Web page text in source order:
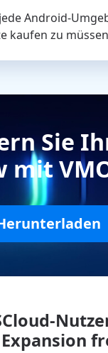
Android-
kaufen zu
Sie
mit